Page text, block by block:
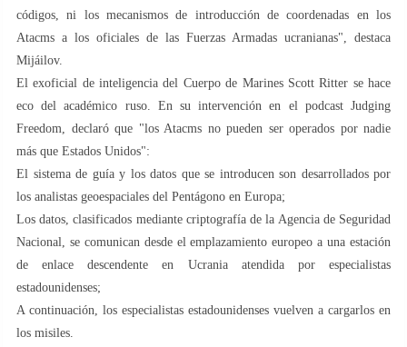
códigos, ni los mecanismos de introducción de coordenadas en los
Atacms a los oficiales de las Fuerzas Armadas ucranianas", destaca
Mijáilov.
El exoficial de inteligencia del Cuerpo de Marines Scott Ritter se hace
eco del académico ruso. En su intervención en el podcast Judging
Freedom, declaró que "los Atacms no pueden ser operados por nadie
más que Estados Unidos":
El sistema de guía y los datos que se introducen son desarrollados por
los analistas geoespaciales del Pentágono en Europa;
Los datos, clasificados mediante criptografía de la Agencia de Seguridad
Nacional, se comunican desde el emplazamiento europeo a una estación
de enlace descendente en Ucrania atendida por especialistas
estadounidenses;
A continuación, los especialistas estadounidenses vuelven a cargarlos en
los misiles.